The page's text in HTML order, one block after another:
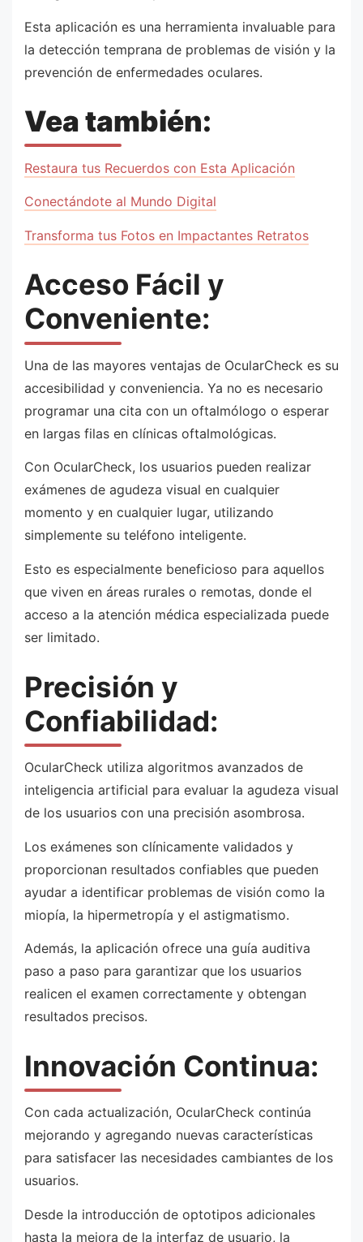
Esta aplicación es una herramienta invaluable para
la detección temprana de problemas de visión y la
prevención de enfermedades oculares.
Vea también:
Restaura tus Recuerdos con Esta Aplicación
Conectándote al Mundo Digital
Transforma tus Fotos en Impactantes Retratos
Acceso Fácil y
Conveniente:
Una de las mayores ventajas de OcularCheck es su
accesibilidad y conveniencia. Ya no es necesario
programar una cita con un oftalmólogo o esperar
en largas filas en clínicas oftalmológicas.
Con OcularCheck, los usuarios pueden realizar
exámenes de agudeza visual en cualquier
momento y en cualquier lugar, utilizando
simplemente su teléfono inteligente.
Esto es especialmente beneficioso para aquellos
que viven en áreas rurales o remotas, donde el
acceso a la atención médica especializada puede
ser limitado.
Precisión y
Confiabilidad:
OcularCheck utiliza algoritmos avanzados de
inteligencia artificial para evaluar la agudeza visual
de los usuarios con una precisión asombrosa.
Los exámenes son clínicamente validados y
proporcionan resultados confiables que pueden
ayudar a identificar problemas de visión como la
miopía, la hipermetropía y el astigmatismo.
Además, la aplicación ofrece una guía auditiva
paso a paso para garantizar que los usuarios
realicen el examen correctamente y obtengan
resultados precisos.
Innovación Continua:
Con cada actualización, OcularCheck continúa
mejorando y agregando nuevas características
para satisfacer las necesidades cambiantes de los
usuarios.
Desde la introducción de optotipos adicionales
hasta la mejora de la interfaz de usuario, la